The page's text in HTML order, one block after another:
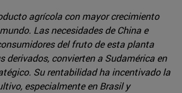
agrícola con mayor crecimiento
Las necesidades de China e
del fruto de esta planta
derivados, convierten a Sudamérica en
Su rentabilidad ha incentivado la
especialmente en Brasil y